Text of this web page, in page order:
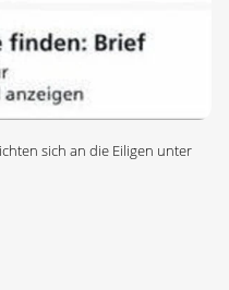
sich an die Eiligen unter